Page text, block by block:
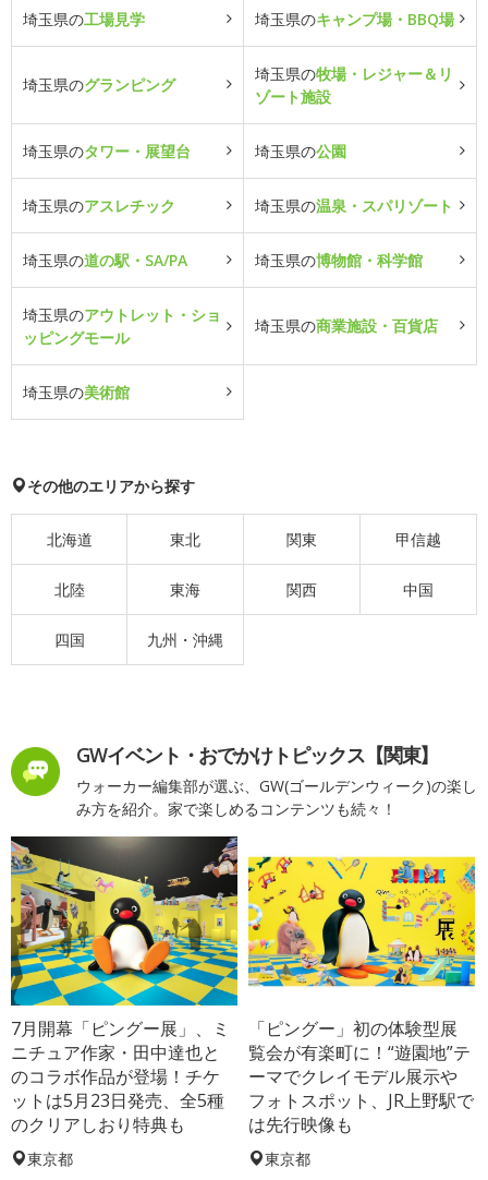
埼玉県の工場見学 埼玉県のキャンプ場・BBQ場
埼玉県のグランピング
埼玉県の牧場・レジャー＆リ
ゾート施設
埼玉県のタワー・展望台 埼玉県の公園
埼玉県のアスレチック 埼玉県の温泉・スパリゾート
埼玉県の道の駅・SA/PA 埼玉県の博物館・科学館
埼玉県のアウトレット・ショ
ッピングモール
埼玉県の商業施設・百貨店
埼玉県の美術館
その他のエリアから探す
北海道 東北 関東 甲信越
北陸 東海 関西 中国
四国 九州・沖縄
GWイベント・おでかけトピックス【関東】
ウォーカー編集部が選ぶ、GW(ゴールデンウィーク)の楽し
み方を紹介。家で楽しめるコンテンツも続々！
7月開幕「ピングー展」、ミ
ニチュア作家・田中達也と
のコラボ作品が登場！チケ
ットは5月23日発売、全5種
のクリアしおり特典も
東京都
「ピングー」初の体験型展
覧会が有楽町に！“遊園地”テ
ーマでクレイモデル展示や
フォトスポット、JR上野駅で
は先行映像も
東京都